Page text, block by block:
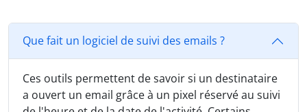
Que fait un logiciel de suivi des emails ?
Ces outils permettent de savoir si un destinataire
a ouvert un email grâce à un pixel réservé au suivi